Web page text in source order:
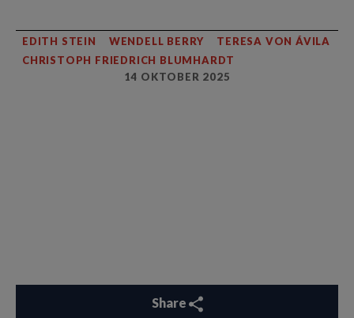
EDITH STEIN WENDELL BERRY
TERESA VON ÁVILA
CHRISTOPH FRIEDRICH BLUMHARDT
14 OKTOBER 2025
Share